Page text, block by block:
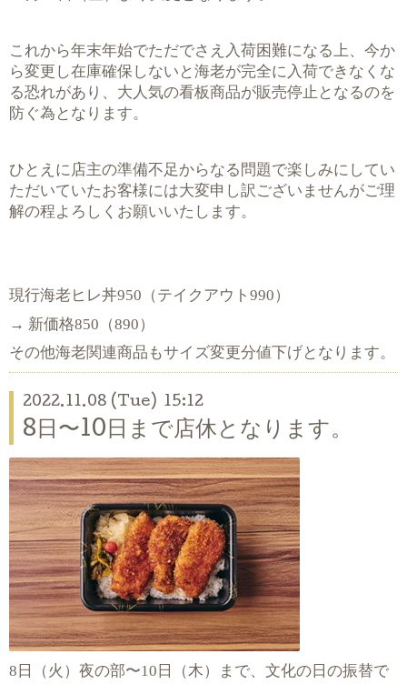
これから年末年始でただでさえ入荷困難になる上、今か
ら変更し在庫確保しないと海老が完全に入荷できなくな
る恐れがあり、大人気の看板商品が販売停止となるのを
防ぐ為となります。
ひとえに店主の準備不足からなる問題で楽しみにしてい
ただいていたお客様には大変申し訳ございませんがご理
解の程よろしくお願いいたします。
現行海老ヒレ丼950 （テイクアウト 990 ）
→ 新価格850 （890 ）
その他海老関連商品もサイズ変更分値下げとなります。
2022.11.08 (Tue) 15:12
8日〜10日まで店休となります。
8 日（火）夜の部〜10 日（木）まで、文化の日の振替で